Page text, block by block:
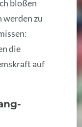
bloßen
werden zu
die
auf